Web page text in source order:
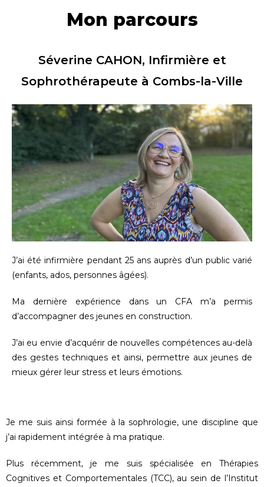
Mon parcours
Séverine CAHON, Infirmière et
Sophrothérapeute à Combs-la-Ville
J’ai été infirmière pendant 25 ans auprès d’un public varié
(enfants, ados, personnes âgées).
Ma dernière expérience dans un CFA m’a permis
d’accompagner des jeunes en construction.
J’ai eu envie d’acquérir de nouvelles compétences au-delà
des gestes techniques et ainsi, permettre aux jeunes de
mieux gérer leur stress et leurs émotions.
Je me suis ainsi formée à la sophrologie, une discipline que
j’ai rapidement intégrée à ma pratique.
Plus récemment, je me suis spécialisée en Thérapies
Cognitives et Comportementales (TCC), au sein de l’Institut